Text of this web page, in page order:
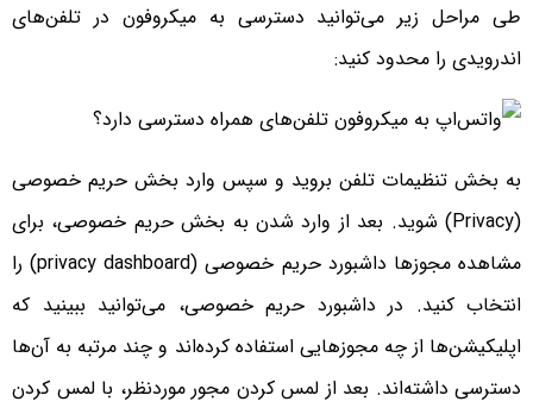
طی مراحل زیر می‌توانید دسترسی به میکروفون در تلفن‌های
اندرویدی را محدود کنید:
به بخش تنظیمات تلفن بروید و سپس وارد بخش حریم خصوصی
(Privacy) شوید. بعد از وارد شدن به بخش حریم خصوصی، برای
مشاهده مجوزها داشبورد حریم خصوصی (privacy dashboard) را
انتخاب کنید. در داشبورد حریم خصوصی، می‌توانید ببینید که
اپلیکیشن‌ها از چه مجوزهایی استفاده کرده‌اند و چند مرتبه به آن‌ها
دسترسی داشته‌اند. بعد از لمس کردن مجور موردنظر، با لمس کردن